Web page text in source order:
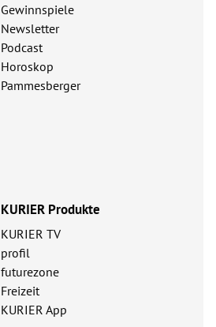
Gewinnspiele
Newsletter
Podcast
Horoskop
Pammesberger
KURIER Produkte
KURIER TV
profil
futurezone
Freizeit
KURIER App